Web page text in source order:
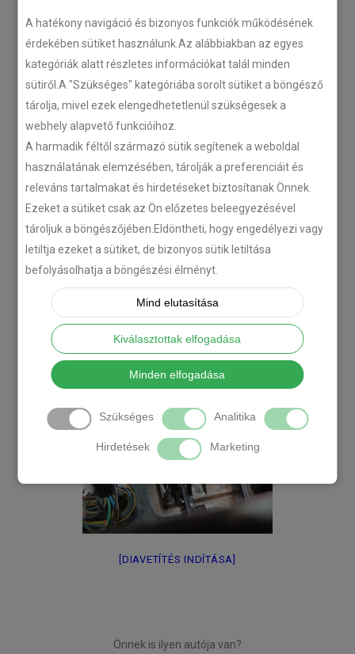
A hatékony navigáció és bizonyos funkciók működésének
érdekében sütiket használunk.Az alábbiakban az egyes
kategóriák alatt részletes információkat talál minden
sütiről.A "Szükséges" kategóriába sorolt sütiket a böngésző
tárolja, mivel ezek elengedhetetlenül szükségesek a
webhely alapvető funkcióihoz.
A harmadik féltől származó sütik segítenek a weboldal
használatának elemzésében, tárolják a preferenciáit és
releváns tartalmakat és hirdetéseket biztosítanak Önnek.
Ezeket a sütiket csak az Ön előzetes beleegyezésével
tároljuk a böngészőjében.Eldöntheti, hogy engedélyezi vagy
letiltja ezeket a sütiket, de bizonyos sütik letiltása
befolyásolhatja a böngészési élményt.
Mind elutasítása
Kiválasztottak elfogadása
Minden elfogadása
Szükséges Analitika
Hirdetések Marketing
[DIAVETÍTÉS INDÍTÁSA]
Önnek is ilyen autója van?